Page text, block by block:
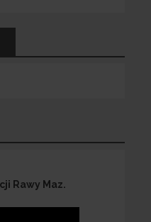
Rawy Maz.